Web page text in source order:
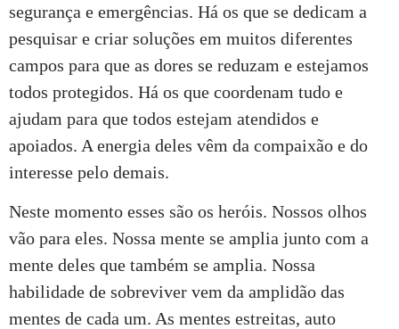
segurança e emergências. Há os que se dedicam a
pesquisar e criar soluções em muitos diferentes
campos para que as dores se reduzam e estejamos
todos protegidos. Há os que coordenam tudo e
ajudam para que todos estejam atendidos e
apoiados. A energia deles vêm da compaixão e do
interesse pelo demais.
Neste momento esses são os heróis. Nossos olhos
vão para eles. Nossa mente se amplia junto com a
mente deles que também se amplia. Nossa
habilidade de sobreviver vem da amplidão das
mentes de cada um. As mentes estreitas, auto